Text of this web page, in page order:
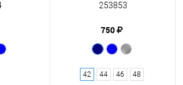
253853
750
42 44 46 48